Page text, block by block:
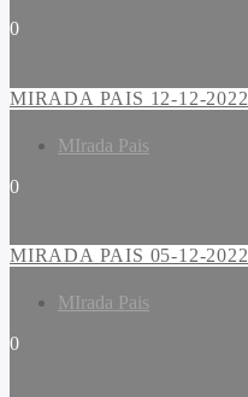
0
MIRADA PAIS 12-12-2022
MIrada Pais
0
MIRADA PAIS 05-12-2022
MIrada Pais
0